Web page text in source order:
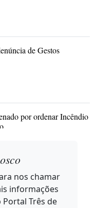
de Gestos
por ordenar Incêndio
de
em Três de Maio
nos chamar
informações
Três de